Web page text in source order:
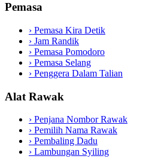
Pemasa
› Pemasa Kira Detik
› Jam Randik
› Pemasa Pomodoro
› Pemasa Selang
› Penggera Dalam Talian
Alat Rawak
› Penjana Nombor Rawak
› Pemilih Nama Rawak
› Pembaling Dadu
› Lambungan Syiling